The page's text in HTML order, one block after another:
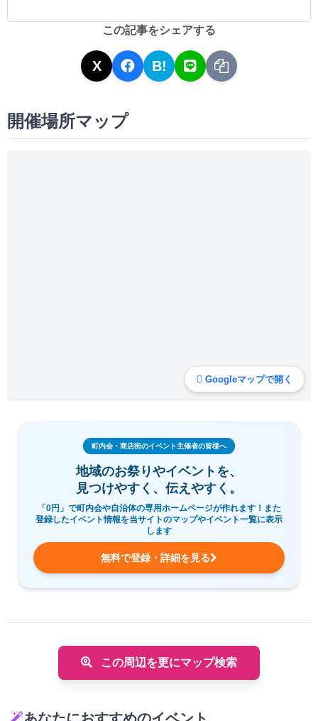
この記事をシェアする
X B!
開催場所マップ
Googleマップで開く
町内会・商店街のイベント主催者の皆様へ
地域のお祭りやイベントを、
見つけやすく、伝えやすく。
「0円」で町内会や自治体の専用ホームページが作れます！また
登録したイベント情報を当サイトのマップやイベント一覧に表示
します
無料で登録・詳細を見る
この周辺を更にマップ検索